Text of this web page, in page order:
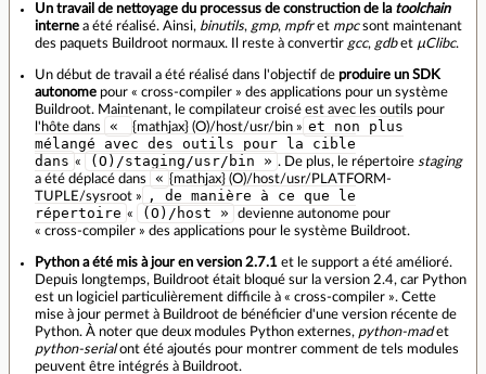
Un travail de nettoyage du processus de construction de la toolchain
interne a été réalisé. Ainsi, binutils, gmp, mpfret mpcsont maintenant
des paquets Buildroot normaux. Il reste à convertir gcc, gdbet µClibc.
Un début de travail a été réalisé dans l'objectif de produire un SDK
autonome pour « cross‑compiler » des applications pour un système
Buildroot. Maintenant, le compilateur croisé est avec les outils pour
l'hôte dans
« {mathjax} (O)/host/usr/bin » et non plus
mélangé avec des outils pour la cible
dans « (O)/staging/usr/bin » . De plus, le répertoire staging
a été déplacé dans
« {mathjax} (O)/host/usr/PLATFORM-
TUPLE/sysroot »
, de manière à ce que le
répertoire « (O)/host »
devienne autonome pour
« cross‑compiler » des applications pour le système Buildroot.
Python a été mis à jour en version 2.7.1 et le support a été amélioré.
Depuis longtemps, Buildroot était bloqué sur la version 2.4, car Python
est un logiciel particulièrement difficile à « cross‑compiler ». Cette
mise à jour permet à Buildroot de bénéficier d'une version récente de
Python. À noter que deux modules Python externes, python‑madet
python‑serialont été ajoutés pour montrer comment de tels modules
peuvent être intégrés à Buildroot.